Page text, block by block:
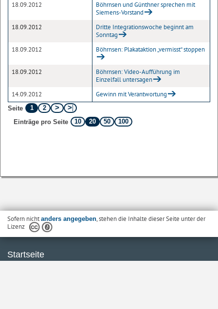
18.09.2012
Böhrnsen und Günthner sprechen mit
Siemens-Vorstand
18.09.2012
Dritte Integrationswoche beginnt am
Sonntag
18.09.2012
Böhrnsen: Plakataktion „vermisst“ stoppen
18.09.2012
Böhrnsen: Video-Aufführung im
Einzelfall untersagen
14.09.2012
Gewinn mit Verantwortung
Seite 1
2
Einträge pro Seite
10 20 50 100
Sofern nichtanders angegeben, stehen die Inhalte dieser Seite unter der
Lizenz
Startseite